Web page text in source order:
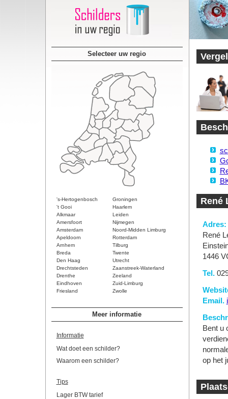
Selecteer uw regio
's-Hertogenbosch
Groningen
't Gooi
Haarlem
Alkmaar
Leiden
Amersfoort
Nijmegen
Amsterdam
Noord-Midden Limburg
Apeldoorn
Rotterdam
Arnhem
Tilburg
Breda
Twente
Den Haag
Utrecht
Drechtsteden
Zaanstreek-Waterland
Drenthe
Zeeland
Eindhoven
Zuid-Limburg
Friesland
Zwolle
Meer informatie
Informatie
Wat doet een schilder?
Waarom een schilder?
Tips
Lager BTW tarief
René
Adres:
René
1446
Tel.
Email.
Bent u
op het